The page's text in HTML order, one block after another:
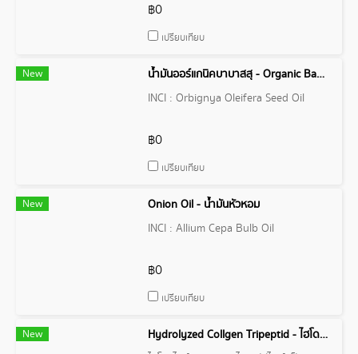
Caprylhydroxamic acid0.05%
฿0
เปรียบเทียบ
New
น้ำมันออร์แกนิคบาบาสสุ - Organic Babassu Oil
INCI : Orbignya Oleifera Seed Oil
฿0
เปรียบเทียบ
New
Onion Oil - น้ำมันหัวหอม
INCI : Allium Cepa Bulb Oil
฿0
เปรียบเทียบ
New
Hydrolyzed Collgen Tripeptid - ไฮโดรไลซด์คอลลาเจนไตรเปปไทด์